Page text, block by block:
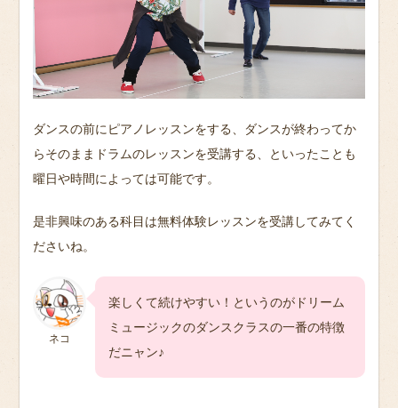
ダンスの前にピアノレッスンをする、ダンスが終わってか
らそのままドラムのレッスンを受講する、といったことも
曜日や時間によっては可能です。
是非興味のある科目は無料体験レッスンを受講してみてく
ださいね。
ネコ
楽しくて続けやすい！というのがドリーム
ミュージックのダンスクラスの一番の特徴
だニャン♪